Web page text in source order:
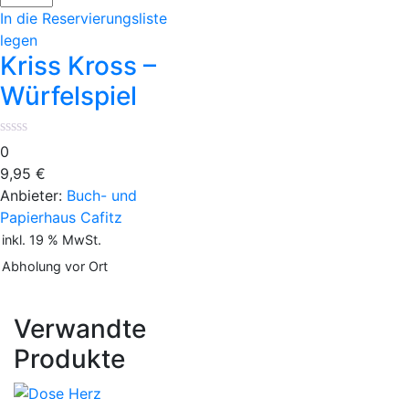
Kross
-
Würfelspiel
Menge
In die Reservierungsliste
legen
Kriss Kross –
Würfelspiel
0
9,95 €
Anbieter: Buch- und
Papierhaus Cafitz
inkl. 19 % MwSt.
Abholung vor Ort
Verwandte
Produkte